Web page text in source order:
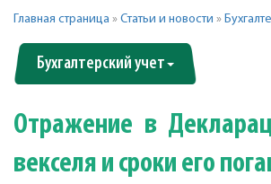
Главная страница » Статьи и новости »
Бухгалтерский учет
Отражение в
векселя и сроки его